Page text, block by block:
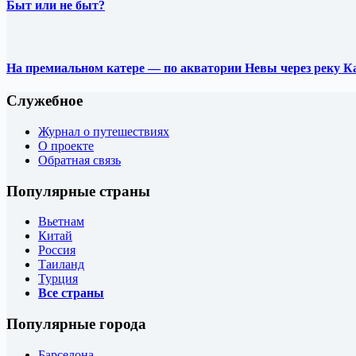
Быт или не быт?
На премиальном катере — по акватории Невы через реку
Служебное
Журнал о путешествиях
О проекте
Обратная связь
Популярные страны
Вьетнам
Китай
Россия
Таиланд
Турция
Все страны
Популярные города